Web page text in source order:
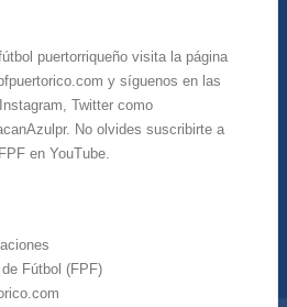
puertorriqueño visita la página
y síguenos en las
Twitter como
No olvides suscribirte a
en YouTube.
Fútbol (FPF)